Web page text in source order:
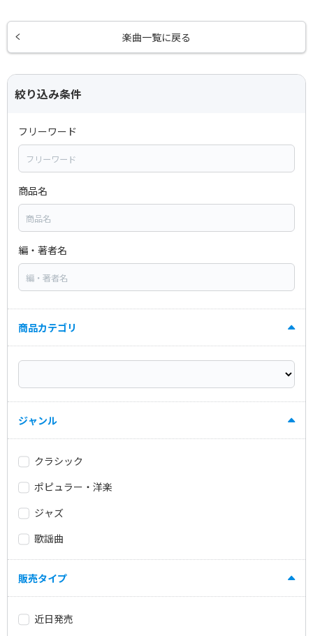
楽曲一覧に戻る
絞り込み条件
フリーワード
商品名
編・著者名
商品カテゴリ
ジャンル
クラシック
ポピュラー・洋楽
ジャズ
歌謡曲
販売タイプ
近日発売